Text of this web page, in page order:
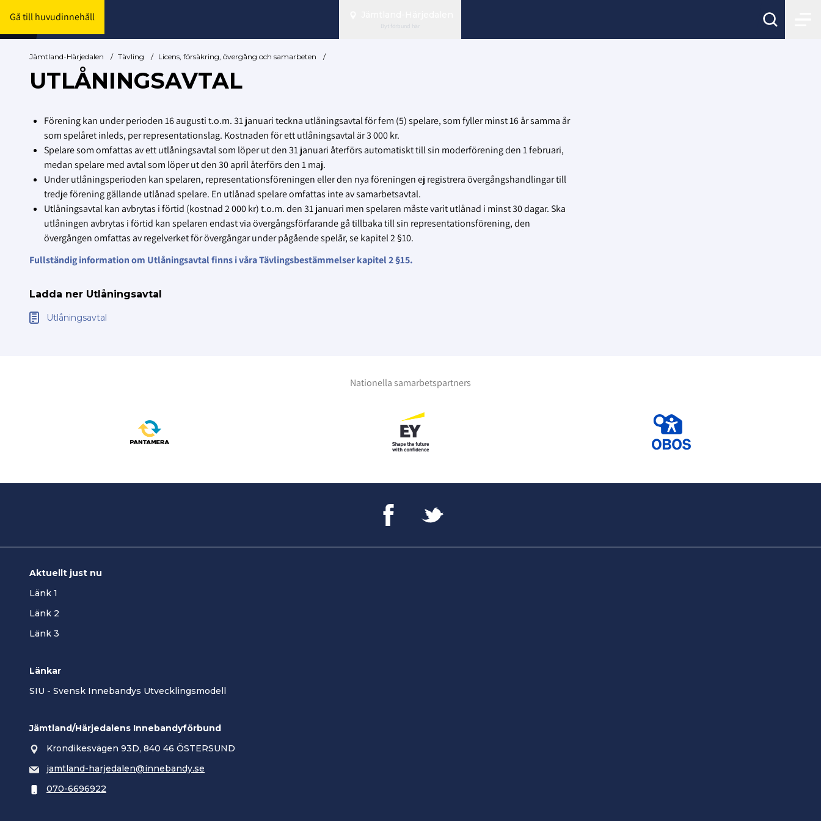
Gå till huvudinnehåll
Byt förbund här
Jämtland-Härjedalen / Tävling / Licens, försäkring, övergång och samarbeten /
UTLÅNINGSAVTAL
Förening kan under perioden 16 augusti t.o.m. 31 januari teckna utlåningsavtal för fem (5) spelare, som fyller minst 16 år samma år
som spelåret inleds, per representationslag. Kostnaden för ett utlåningsavtal är 3 000 kr.
Spelare som omfattas av ett utlåningsavtal som löper ut den 31 januari återförs automatiskt till sin moderförening den 1 februari,
medan spelare med avtal som löper ut den 30 april återförs den 1 maj.
Under utlåningsperioden kan spelaren, representationsföreningen eller den nya föreningen ej registrera övergångshandlingar till
tredje förening gällande utlånad spelare. En utlånad spelare omfattas inte av samarbetsavtal.
Utlåningsavtal kan avbrytas i förtid (kostnad 2 000 kr) t.o.m. den 31 januari men spelaren måste varit utlånad i minst 30 dagar. Ska
utlåningen avbrytas i förtid kan spelaren endast via övergångsförfarande gå tillbaka till sin representationsförening, den
övergången omfattas av regelverket för övergångar under pågående spelår, se kapitel 2 §10.
Fullständig information om Utlåningsavtal finns i våra Tävlingsbestämmelser kapitel 2 §15.
Ladda ner Utlåningsavtal
Utlåningsavtal
Nationella samarbetspartners
Aktuellt just nu
Länk 1
Länk 2
Länk 3
Länkar
SIU - Svensk Innebandys Utvecklingsmodell
Jämtland/Härjedalens Innebandyförbund
Krondikesvägen 93D, 840 46 ÖSTERSUND
jamtland-harjedalen@innebandy.se
070-6696922